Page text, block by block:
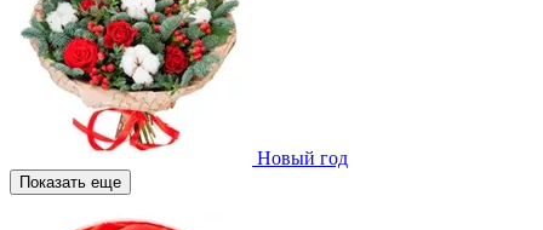
Новый год
Показать еще